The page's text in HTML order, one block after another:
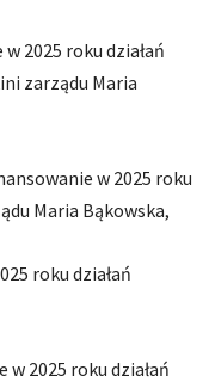
2025 roku działań
zarządu Maria
w 2025 roku
Maria Bąkowska,
roku działań
2025 roku działań